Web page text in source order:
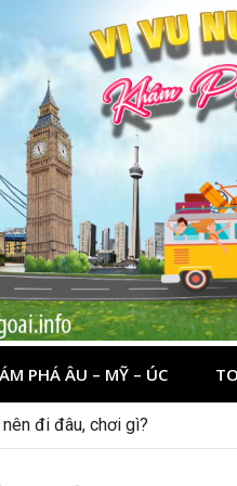
PHÁ ÂU – MỸ – ÚC
đi đâu, chơi gì?